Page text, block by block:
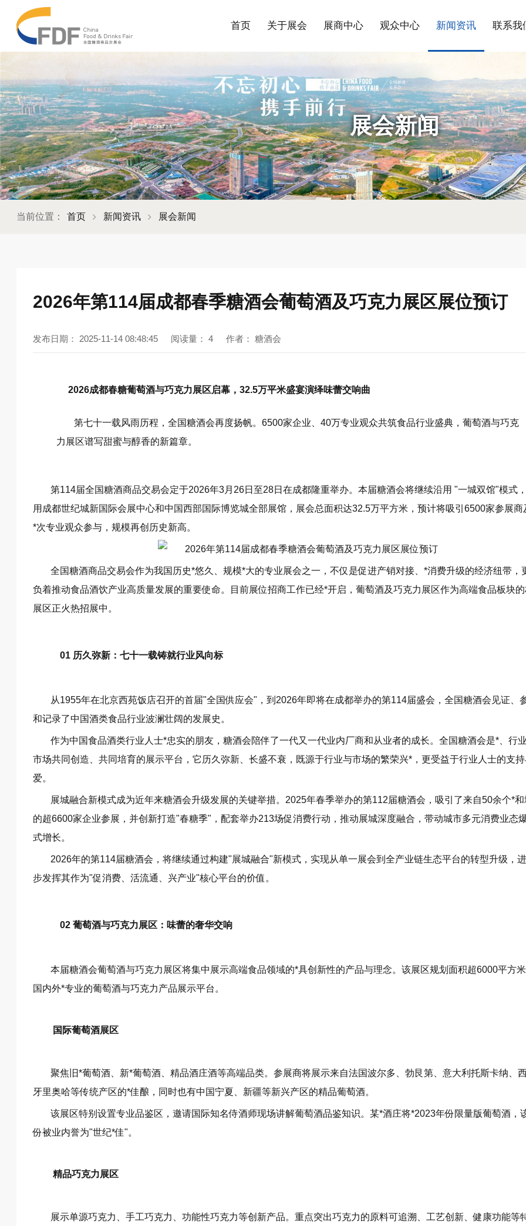
首页 关于展会 展商中心 观众中心 新闻资讯 联系我
展会新闻
当前位置： 首页 新闻资讯 展会新闻
2026年第114届成都春季糖酒会葡萄酒及巧克力展区展位预订
发布日期： 2025-11-14 08:48:45 阅读量： 4 作者： 糖酒会
2026成都春糖葡萄酒与巧克力展区启幕，32.5万平米盛宴演绎味蕾交响曲
第七十一载风雨历程，全国糖酒会再度扬帆。6500家企业、40万专业观众共筑食品行业盛典，葡萄酒与巧克
力展区谱写甜蜜与醇香的新篇章。
第114届全国糖酒商品交易会定于2026年3月26日至28日在成都隆重举办。本届糖酒会将继续沿用 "一城双馆"模式
用成都世纪城新国际会展中心和中国西部国际博览城全部展馆，展会总面积达32.5万平方米，预计将吸引6500家参展商
*次专业观众参与，规模再创历史新高。
全国糖酒商品交易会作为我国历史*悠久、规模*大的专业展会之一，不仅是促进产销对接、*消费升级的经济纽带，
负着推动食品酒饮产业高质量发展的重要使命。目前展位招商工作已经*开启，葡萄酒及巧克力展区作为高端食品板块
展区正火热招展中。
01 历久弥新：七十一载铸就行业风向标
从1955年在北京西苑饭店召开的首届"全国供应会"，到2026年即将在成都举办的第114届盛会，全国糖酒会见证、
和记录了中国酒类食品行业波澜壮阔的发展史。
作为中国食品酒类行业人士*忠实的朋友，糖酒会陪伴了一代又一代业内厂商和从业者的成长。全国糖酒会是*、行
市场共同创造、共同培育的展示平台，它历久弥新、长盛不衰，既源于行业与市场的繁荣兴*，更受益于行业人士的支
爱。
展城融合新模式成为近年来糖酒会升级发展的关键举措。2025年春季举办的第112届糖酒会，吸引了来自50余个*
的超6600家企业参展，并创新打造"春糖季"，配套举办213场促消费行动，推动展城深度融合，带动城市多元消费业态
式增长。
2026年的第114届糖酒会，将继续通过构建"展城融合"新模式，实现从单一展会到全产业链生态平台的转型升级，
步发挥其作为"促消费、活流通、兴产业"核心平台的价值。
02 葡萄酒与巧克力展区：味蕾的奢华交响
本届糖酒会葡萄酒与巧克力展区将集中展示高端食品领域的*具创新性的产品与理念。该展区规划面积超6000平方
国内外*专业的葡萄酒与巧克力产品展示平台。
国际葡萄酒展区
聚焦旧*葡萄酒、新*葡萄酒、精品酒庄酒等高端品类。参展商将展示来自法国波尔多、勃艮第、意大利托斯卡纳、
牙里奥哈等传统产区的*佳酿，同时也有中国宁夏、新疆等新兴产区的精品葡萄酒。
该展区特别设置专业品鉴区，邀请国际知名侍酒师现场讲解葡萄酒品鉴知识。某*酒庄将*2023年份限量版葡萄酒，
份被业内誉为"世纪*佳"。
精品巧克力展区
展示单源巧克力、手工巧克力、功能性巧克力等创新产品。重点突出巧克力的原料可追溯、工艺创新、健康功能等